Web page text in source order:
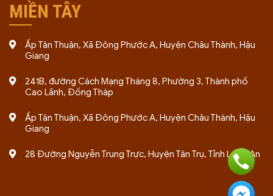
MIỀN TÂY
Ấp Tân Thuận, Xã Đông Phước A, Huyện Châu Thành, Hậu
Giang
241B, đường Cách Mạng Tháng 8, Phường 3, Thành phố
Cao Lãnh, Đồng Tháp
Ấp Tân Thuận, Xã Đông Phước A, Huyện Châu Thành, Hậu
Giang
28 Đường Nguyễn Trung Trực, Huyện Tân Trụ, Tỉnh Long An